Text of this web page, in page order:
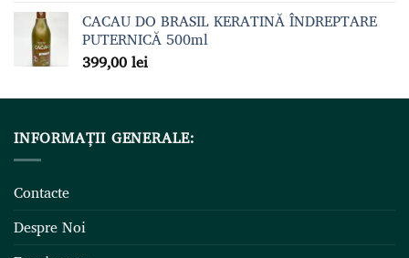
CACAU DO BRASIL KERATINĂ ÎNDREPTARE
PUTERNICĂ 500ml
399,00lei
INFORMAȚII GENERALE:
Contacte
Despre Noi